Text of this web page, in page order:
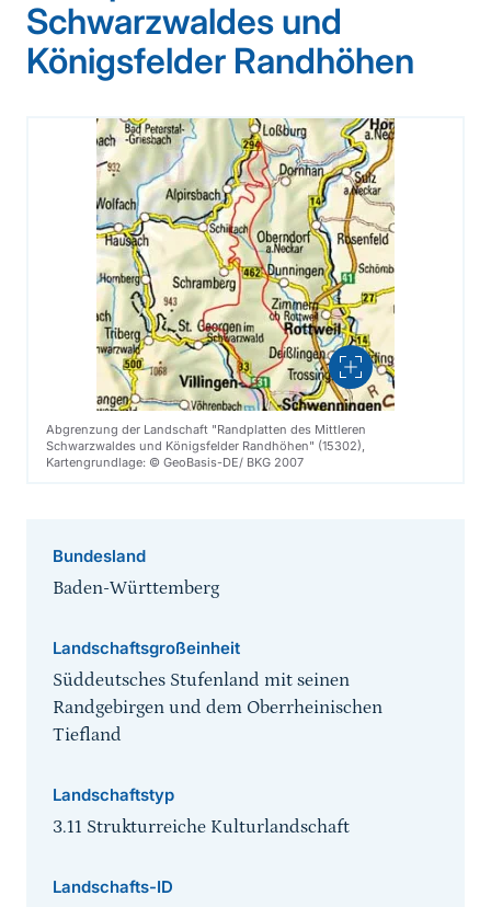
Schwarzwaldes und
Königsfelder Randhöhen
Vergrößern
Abgrenzung der Landschaft "Randplatten des Mittleren
Schwarzwaldes und Königsfelder Randhöhen" (15302),
Kartengrundlage: © GeoBasis-DE/ BKG 2007
Bundesland
Baden-Württemberg
Landschaftsgroßeinheit
Süddeutsches Stufenland mit seinen
Randgebirgen und dem Oberrheinischen
Tiefland
Landschaftstyp
3.11 Strukturreiche Kulturlandschaft
Landschafts-ID